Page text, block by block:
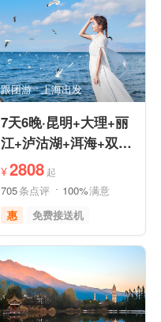
摄影之旅
跟团游 上海出发
7天6晚·昆明+大理+丽
江+泸沽湖+洱海+双廊
+圣托里尼跟团游
¥2808 起
705条点评 100%满意
惠
免费接送机
品质游
世界遗产
美食享受
自然山水
摄影之旅